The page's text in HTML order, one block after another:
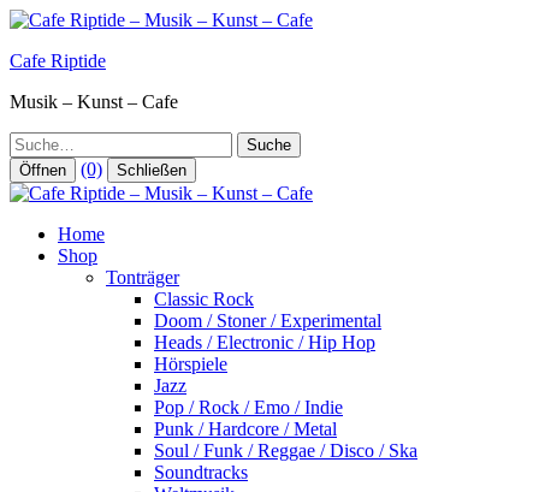
Zum
springen
Cafe Riptide
Musik – Kunst – Cafe
Suche
Öffnen (0) Schließen
Home
Shop
Tonträger
Classic Rock
Doom / Stoner / Experimental
Heads / Electronic / Hip Hop
Hörspiele
Jazz
Pop / Rock / Emo / Indie
Punk / Hardcore / Metal
Soul / Funk / Reggae / Disco / Ska
Soundtracks